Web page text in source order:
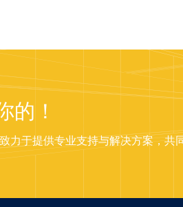
的！
力于提供专业支持与解决方案，共